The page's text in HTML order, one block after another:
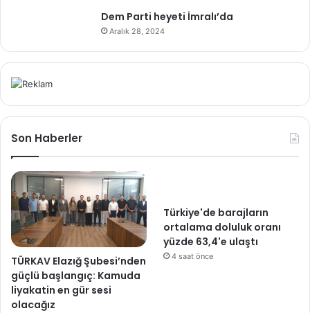
Dem Parti heyeti İmralı’da
Aralık 28, 2024
Son Haberler
TÜRKAV Elazığ Şubesi’nden
güçlü başlangıç: Kamuda
liyakatin en gür sesi
olacağız
Türkiye'de barajların
ortalama doluluk oranı
yüzde 63,4'e ulaştı
4 saat önce